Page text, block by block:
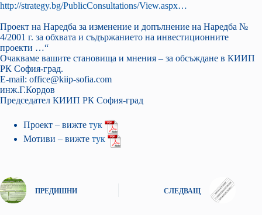
http://strategy.bg/PublicConsultations/View.aspx…
Проект на Наредба за изменение и допълнение на Наредба №
4/2001 г. за обхвата и съдържанието на инвестиционните
проекти …“
Очакваме вашите становища и мнения – за обсъждане в КИИП
РК София-град.
E-mail: office@kiip-sofia.com
инж.Г.Кордов
Председател КИИП РК София-град
Проект – вижте тук
Мотиви – вижте тук
ПРЕДИШНИ СЛЕДВАЩ